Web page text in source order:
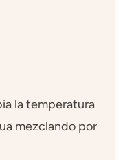
la temperatura
mezclando por